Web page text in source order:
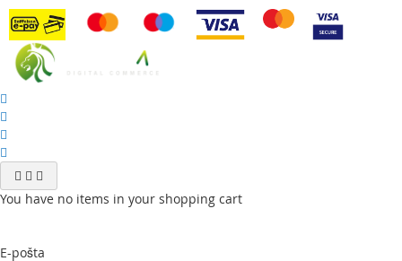
You have no items in your shopping cart
E-pošta